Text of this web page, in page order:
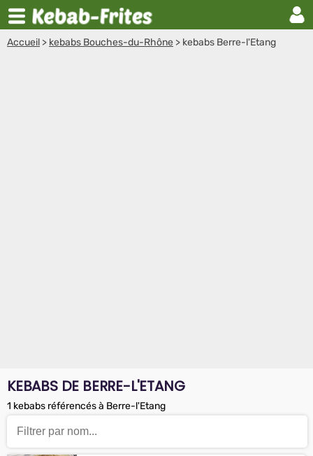
Accueil > kebabs Bouches-du-Rhône > kebabs Berre-l'Etang
KEBABS DE BERRE-L'ETANG
1 kebabs référencés à Berre-l'Etang